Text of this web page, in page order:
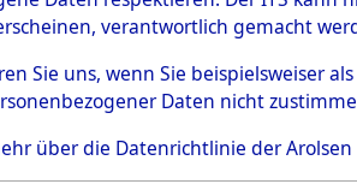
verantwortlich gemacht
Sie uns, wenn Sie beispielsweiser
Daten nicht
über die Datenrichtlinie der Arolsen